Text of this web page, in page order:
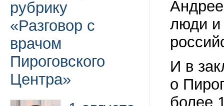
рубрику
«Разговор с
врачом
Пироговского
Центра»
люди и
И в
о
более